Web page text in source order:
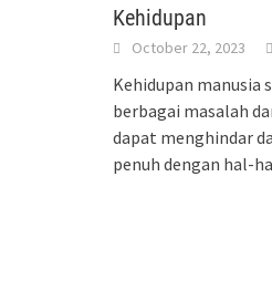
Kehidupan
October 22, 2023
Kehidupan manusia
berbagai masalah
dapat menghindar
penuh dengan hal-